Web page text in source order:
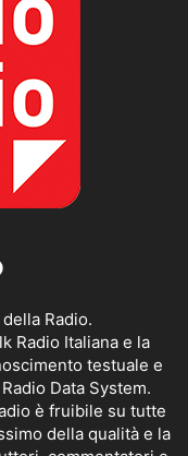
Radio.
Radio Italiana e la
testuale e
Data System.
è fruibile su tutte
della qualità e la